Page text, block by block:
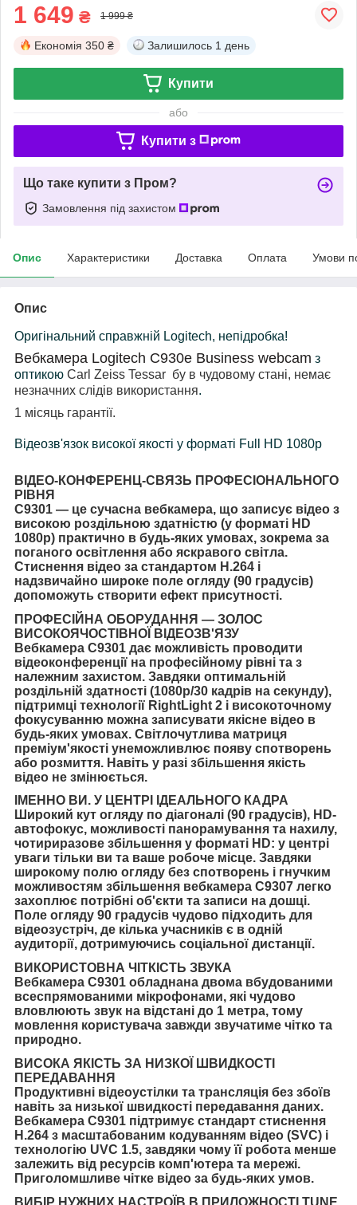
1 649 ₴ 1 999 ₴
Економія 350 ₴ Залишилось 1 день
Купити
або
Купити з
Що таке купити з Пром?
Замовлення під захистом
Опис Характеристики Доставка Оплата Умови
Опис
Оригінальний справжній Logitech, непідробка!
Вебкамера Logitech C930e Business webcam з
оптикою Carl Zeiss Tessar бу в чудовому стані, немає
незначних слідів використання.
1 місяць гарантії.
Відеозв'язок високої якості у форматі Full HD 1080p
ВІДЕО-КОНФЕРЕНЦ-СВЯЗЬ ПРОФЕСІОНАЛЬНОГО
РІВНЯ
C9301 — це сучасна вебкамера, що записує відео з
високою роздільною здатністю (у форматі HD
1080p) практично в будь-яких умовах, зокрема за
поганого освітлення або яскравого світла.
Стиснення відео за стандартом H.264 і
надзвичайно широке поле огляду (90 градусів)
допоможуть створити ефект присутності.
ПРОФЕСІЙНА ОБОРУДАННЯ — ЗОЛОС
ВИСОКОЯЧОСТІВНОЇ ВІДЕОЗВ'ЯЗУ
Вебкамера C9301 дає можливість проводити
відеоконференції на професійному рівні та з
належним захистом. Завдяки оптимальній
роздільній здатності (1080p/30 кадрів на секунду),
підтримці технології RightLight 2 і високоточному
фокусуванню можна записувати якісне відео в
будь-яких умовах. Світлочутлива матриця
преміум'якості унеможливлює появу спотворень
або розмиття. Навіть у разі збільшення якість
відео не змінюється.
ІМЕННО ВИ. У ЦЕНТРІ ІДЕАЛЬНОГО КАДРА
Широкий кут огляду по діагоналі (90 градусів), HD-
автофокус, можливості панорамування та нахилу,
чотириразове збільшення у форматі HD: у центрі
уваги тільки ви та ваше робоче місце. Завдяки
широкому полю огляду без спотворень і гнучким
можливостям збільшення вебкамера C9307 легко
захоплює потрібні об'єкти та записи на дошці.
Поле огляду 90 градусів чудово підходить для
відеозустріч, де кілька учасників є в одній
аудиторії, дотримуючись соціальної дистанції.
ВИКОРИСТОВНА ЧІТКІСТЬ ЗВУКА
Вебкамера C9301 обладнана двома вбудованими
всеспрямованими мікрофонами, які чудово
вловлюють звук на відстані до 1 метра, тому
мовлення користувача завжди звучатиме чітко та
природно.
ВИСОКА ЯКІСТЬ ЗА НИЗКОЇ ШВИДКОСТІ
ПЕРЕДАВАННЯ
Продуктивні відеоустілки та трансляція без збоїв
навіть за низької швидкості передавання даних.
Вебкамера C9301 підтримує стандарт стиснення
H.264 з масштабованим кодуванням відео (SVC) і
технологію UVC 1.5, завдяки чому її робота менше
залежить від ресурсів комп'ютера та мережі.
Приголомшливе чітке відео за будь-яких умов.
ВИБІР НУЖНИХ НАСТРОЇВ В ПРИЛОЖНОСТІ TUNE